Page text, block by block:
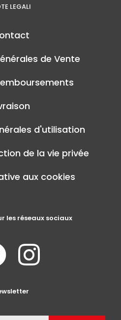
LEGALI
de Vente
d'utilisation
de la vie privée
aux cookies
les réseaux sociaux